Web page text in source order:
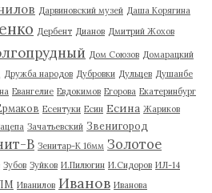
Дарвиновский музей Даша Корягина
Дербент Дианов Дмитрий Жохов
Дом Союзов Домарацкий
Дружба народов Дубровки Дульцев Душанбе
Евангелие Евдокимов Егорова Екатеринбург
Есентуки Есин Есина Жариков
Зачатьевский Звенигород
В Зенитар-К 16мм Золотое
Зубов Зуйков И.Пилюгин И.Сидоров ИЛ-14
Иванилов Иванов Иванова